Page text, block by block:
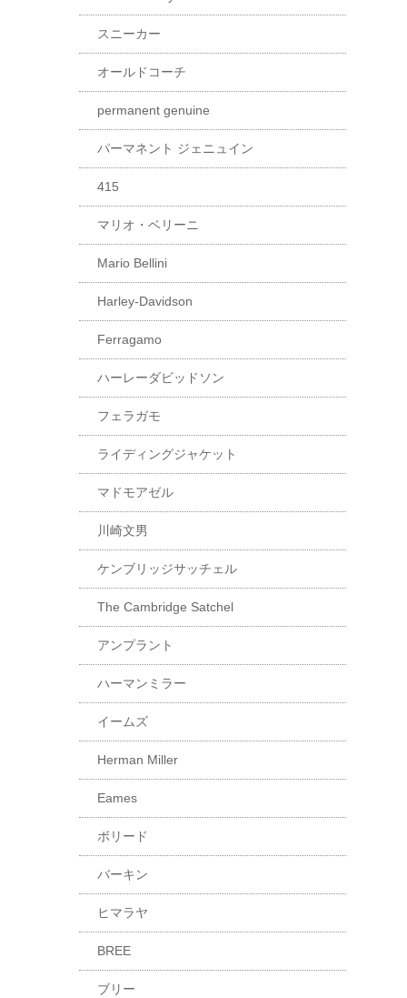
スニーカー
オールドコーチ
permanent genuine
パーマネント ジェニュイン
415
マリオ・ベリーニ
Mario Bellini
Harley-Davidson
Ferragamo
ハーレーダビッドソン
フェラガモ
ライディングジャケット
マドモアゼル
川崎文男
ケンブリッジサッチェル
The Cambridge Satchel
アンプラント
ハーマンミラー
イームズ
Herman Miller
Eames
ボリード
バーキン
ヒマラヤ
BREE
ブリー